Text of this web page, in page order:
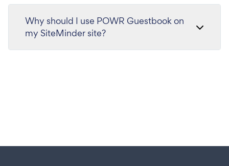
Why should I use POWR Guestbook on
my SiteMinder site?